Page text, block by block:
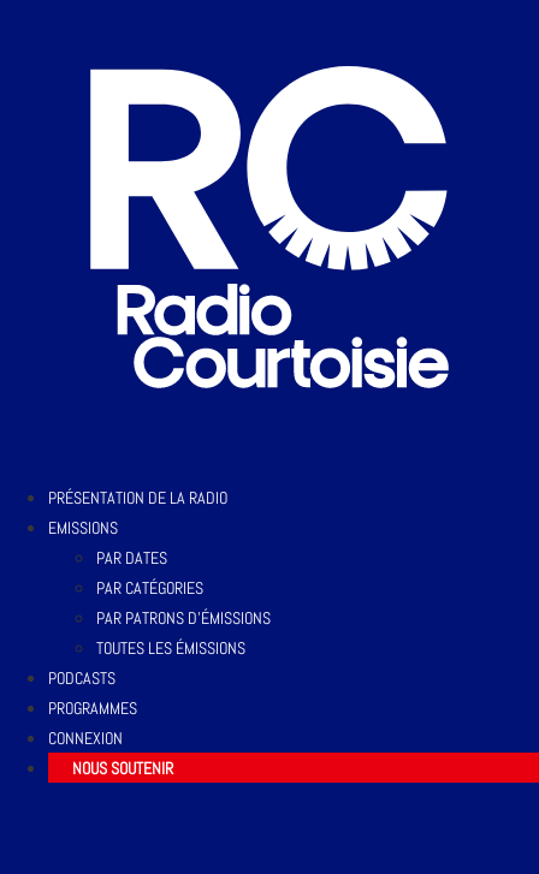
PRÉSENTATION DE LA RADIO
EMISSIONS
PAR DATES
PAR CATÉGORIES
PAR PATRONS D’ÉMISSIONS
TOUTES LES ÉMISSIONS
PODCASTS
PROGRAMMES
CONNEXION
NOUS SOUTENIR